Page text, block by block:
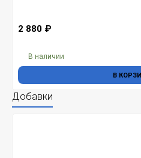
2 880 ₽
В наличии
В
Добавки